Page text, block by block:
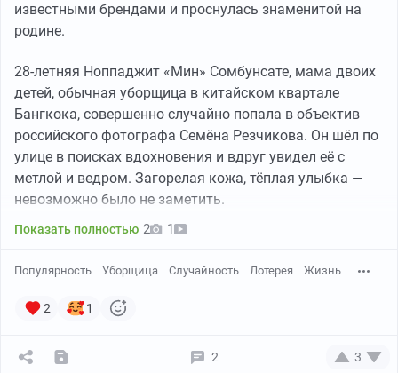
История, конечно, комичнее некуда. Значит беру я
заказ на агрегаторе и еду по адресу. Сумма стоит в
примерно 10
Заказ вроде бы не сложный - сломалась БМВ 5 серий
f90, никаких внешних повреждений нет, так что на
платформу ее поставить труда не составит
И уже подъезжая к адресу слышу какой-то шум.
и все родственники ваших родственников собрались в
люди столпились чуть ли не на самой дороге
известными брендами и проснулась знаменитой на
родине.
28-летняя Ноппаджит «Мин» Сомбунсате, мама двоих
детей, обычная уборщица в китайском квартале
Бангкока, совершенно случайно попала в объектив
российского фотографа Семёна Резчикова. Он шёл по
улице в поисках вдохновения и вдруг увидел её с
метлой и ведром. Загорелая кожа, тёплая улыбка —
невозможно было не заметить.
Показать полностью 2 1
Популярность Уборщица Случайность Лотерея Жизнь
2 1
2 3